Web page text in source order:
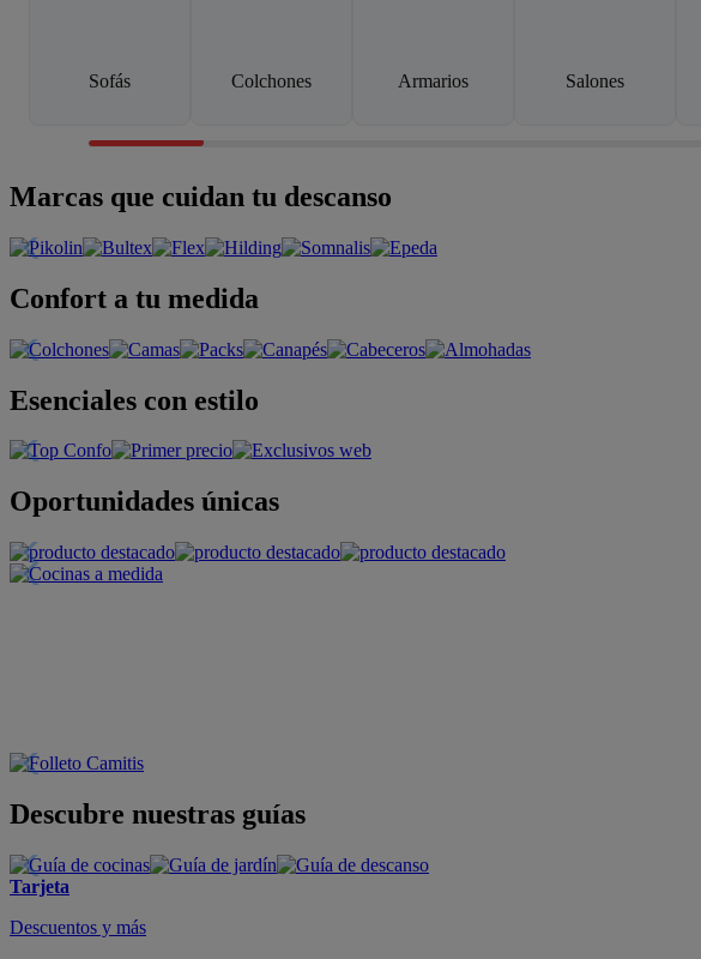
Sofás Colchones Armarios Salones
Marcas que cuidan tu descanso
Confort a tu medida
Esenciales con estilo
Oportunidades únicas
Descubre nuestras guías
Tarjeta
Descuentos y más